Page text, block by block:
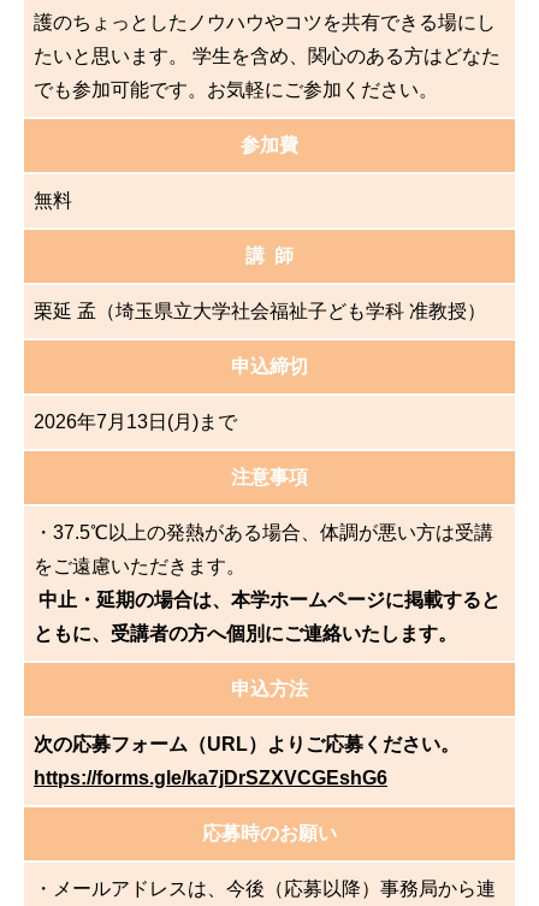
護のちょっとしたノウハウやコツを共有できる場にし
たいと思います。 学生を含め、関心のある方はどなた
でも参加可能です。お気軽にご参加ください。
参加費
無料
講 師
栗延 孟（埼玉県立大学社会福祉子ども学科 准教授）
申込締切
2026年7月13日(月)まで
注意事項
・37.5℃以上の発熱がある場合、体調が悪い方は受講
をご遠慮いただきます。
中止・延期の場合は、本学ホームページに掲載すると
ともに、受講者の方へ個別にご連絡いたします。
申込方法
次の応募フォーム（URL）よりご応募ください。
https://forms.gle/ka7jDrSZXVCGEshG6
応募時のお願い
・メールアドレスは、今後（応募以降）事務局から連